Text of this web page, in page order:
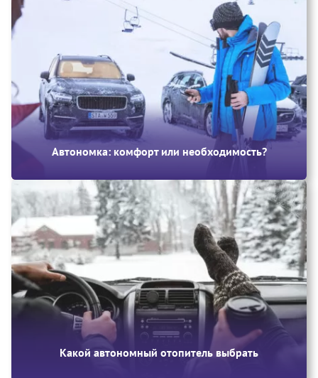
Автономка: комфорт или необходимость?
Какой автономный отопитель выбрать